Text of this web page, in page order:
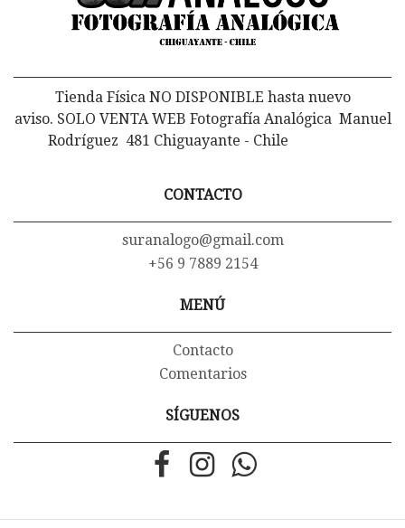
Tienda Física NO DISPONIBLE hasta nuevo
aviso. SOLO VENTA WEB Fotografía Analógica Manuel
Rodríguez 481 Chiguayante - Chile
CONTACTO
suranalogo@gmail.com
+56 9 7889 2154
MENÚ
Contacto
Comentarios
SÍGUENOS